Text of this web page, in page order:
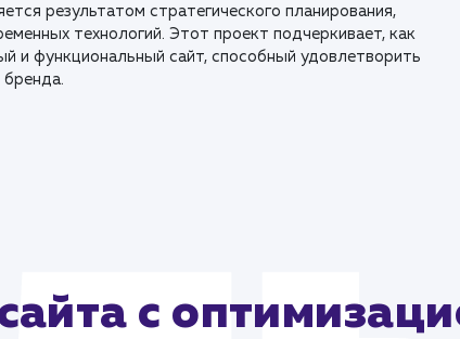
результатом стратегического планирования,
технологий. Этот проект подчеркивает, как
и функциональный сайт, способный удовлетворить
с